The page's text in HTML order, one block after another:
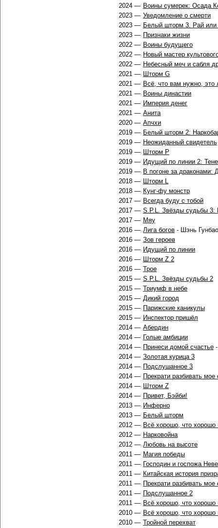
2024 — Воины сумерек: Осада
2023 — Уведомление о смерти
2023 — Белый шторм 3. Рай или
2023 — Признаки жизни
2022 — Воины будущего
2022 — Новый мастер
2022 — Небесный меч и сабля
2021 — Шторм G
2021 — Всё, что вам нужно, это
2021 — Воины династии
2021 — Империя денег
2021 — Анита
2020 — Апчхи
2019 — Белый шторм 2:
2019 — Неожиданный свидетель
2019 — Шторм P
2019 — Идущий по линии 2:
2019 — В погоне за драконами:
2018 — Шторм L
2018 — Кунг-фу монстр
2017 — Всегда буду с тобой
2017 — S.P.L. Звёзды судьбы 3:
2017 — Мяу
2016 — Лига богов - Шэнь Гунбао
2016 — Зов героев
2016 — Идущий по линии
2016 — Шторм Z 2
2016 — Трое
2015 — S.P.L. Звёзды судьбы 2
2015 — Триумф в небе
2015 — Дикий город
2015 — Парижские каникулы
2015 — Инспектор пришёл
2014 — Абердин
2014 — Голые амбиции
2014 — Принеси домой счастье
2014 — Золотая курица 3
2014 — Подслушанное 3
2014 — Прекрати разбивать мое
2014 — Шторм Z
2014 — Привет, Бэйби!
2013 — Инферно
2013 — Белый шторм
2012 — Всё хорошо, что хорошо
2012 — Нарковойна
2012 — Любовь на высоте
2011 — Магия победы
2011 — Господин и госпожа
2011 — Китайская история
2011 — Прекрати разбивать мое
2011 — Подслушанное 2
2011 — Всё хорошо, что хорошо
2010 — Всё хорошо, что хорошо
2010 — Тройной перехват